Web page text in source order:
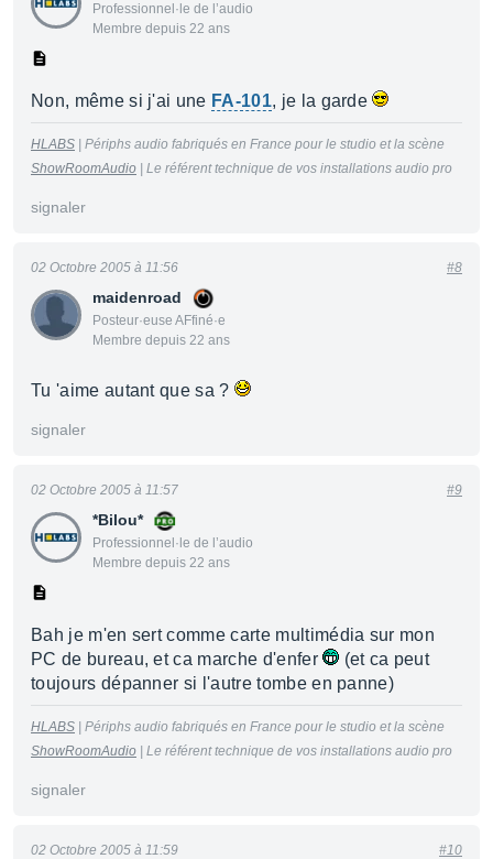
Professionnel·le de l’audio
Membre depuis 22 ans
Non, même si j'ai une FA-101, je la garde
HLABS | Périphs audio fabriqués en France pour le studio et la scène
ShowRoomAudio | Le référent technique de vos installations audio pro
signaler
maidenroad
Posteur·euse AFfiné·e
Membre depuis 22 ans
02 Octobre 2005 à 11:56 #8
Tu 'aime autant que sa ?
signaler
*Bilou*
Professionnel·le de l’audio
Membre depuis 22 ans
02 Octobre 2005 à 11:57 #9
Bah je m'en sert comme carte multimédia sur mon
PC de bureau, et ca marche d'enfer
(et ca peut
toujours dépanner si l'autre tombe en panne)
HLABS | Périphs audio fabriqués en France pour le studio et la scène
ShowRoomAudio | Le référent technique de vos installations audio pro
signaler
02 Octobre 2005 à 11:59 #10